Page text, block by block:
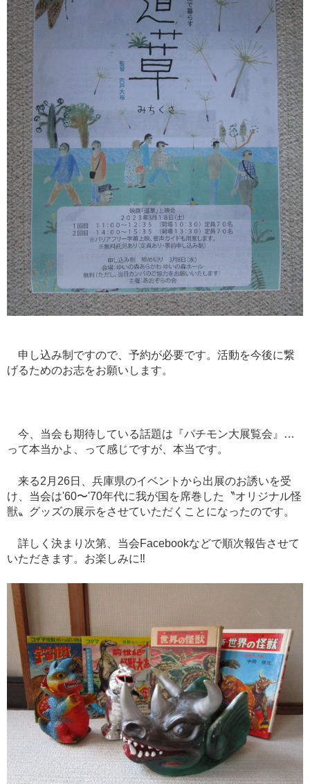
申し込み制ですので、予約が必要です。活動を今後に繋
げるためのお志をお願いします。
今、当会も期待している話題は『パチモン大展覧会』
…
って本当かよ、って感じですが、本当です。
来る2 月 26日、兵庫県のイベントから出展のお誘いを受
け、当会は'60〜'70年代に我が国を席巻した〝オリジナル怪
獣〟グッズの展示をさせていただくことになったのです。
詳しく決まり次第、当会Facebookなどで順次報告させて
いただきます。お楽しみに‼︎